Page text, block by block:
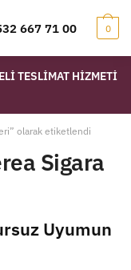
667 71 00 0
TESLİMAT HİZMETİ
olarak etiketlendi
Sigara
Uyumun